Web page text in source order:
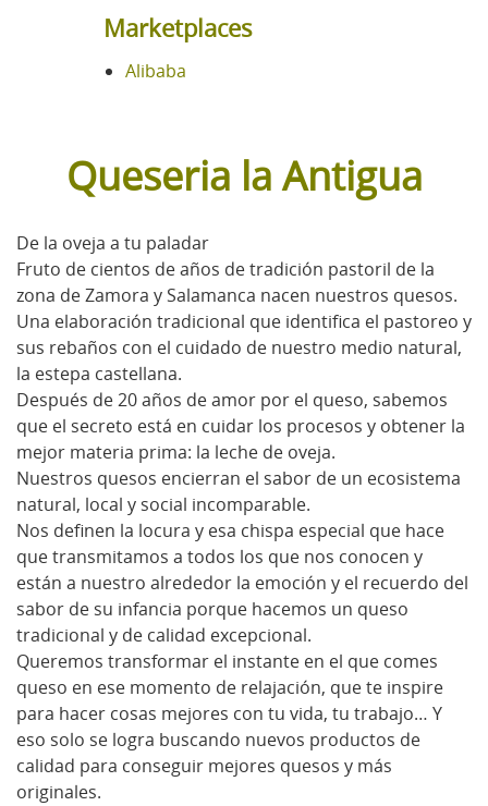
Marketplaces
Alibaba
Queseria la Antigua
De la oveja a tu paladar
Fruto de cientos de años de tradición pastoril de la
zona de Zamora y Salamanca nacen nuestros quesos.
Una elaboración tradicional que identifica el pastoreo y
sus rebaños con el cuidado de nuestro medio natural,
la estepa castellana.
Después de 20 años de amor por el queso, sabemos
que el secreto está en cuidar los procesos y obtener la
mejor materia prima: la leche de oveja.
Nuestros quesos encierran el sabor de un ecosistema
natural, local y social incomparable.
Nos definen la locura y esa chispa especial que hace
que transmitamos a todos los que nos conocen y
están a nuestro alrededor la emoción y el recuerdo del
sabor de su infancia porque hacemos un queso
tradicional y de calidad excepcional.
Queremos transformar el instante en el que comes
queso en ese momento de relajación, que te inspire
para hacer cosas mejores con tu vida, tu trabajo… Y
eso solo se logra buscando nuevos productos de
calidad para conseguir mejores quesos y más
originales.